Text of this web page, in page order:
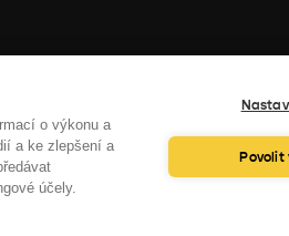
o výkonu a
a ke zlepšení a
účely.
Povolit